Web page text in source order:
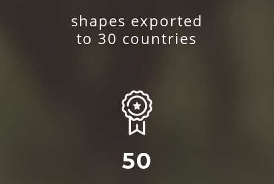
shapes exported
to 30 countries
50